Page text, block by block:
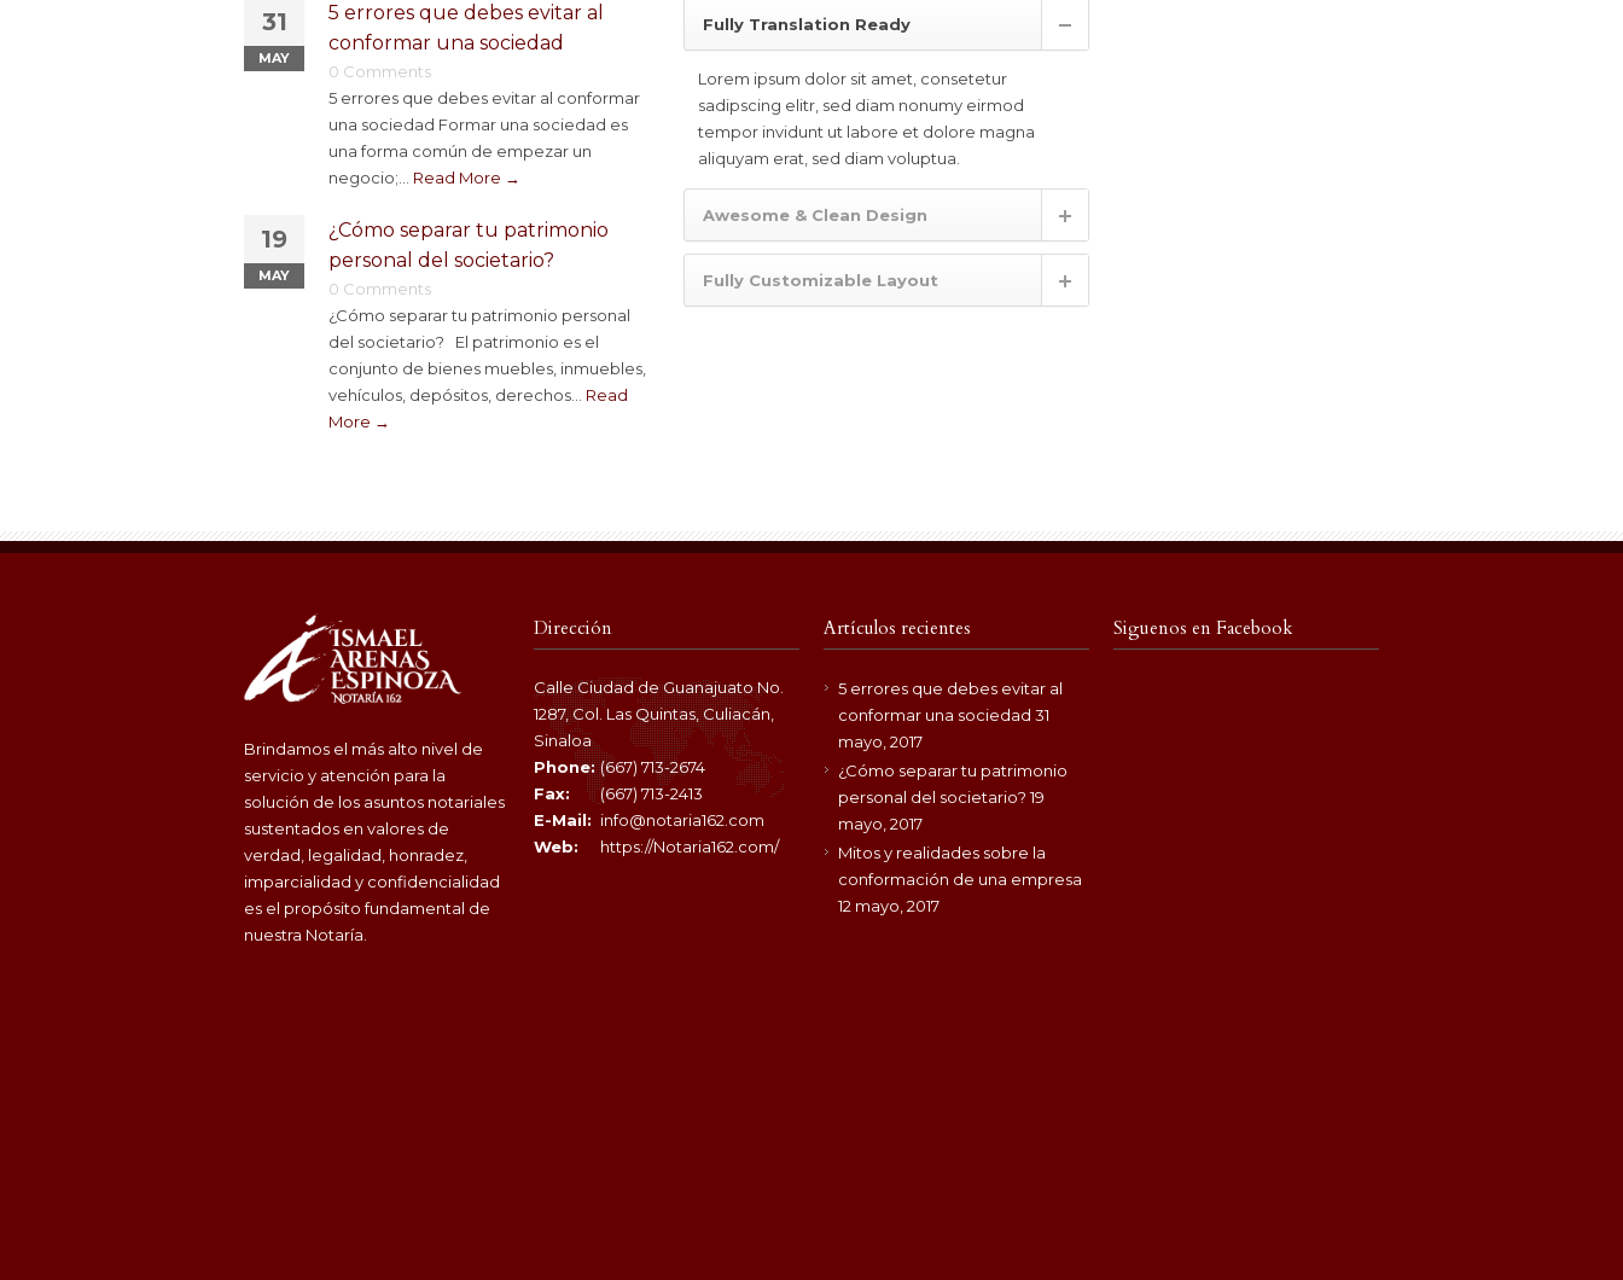
31
MAY
5 errores que debes evitar al
conformar una sociedad
0 Comments
5 errores que debes evitar al conformar
una sociedad Formar una sociedad es
una forma común de empezar un
negocio;... Read More →
19
MAY
¿Cómo separar tu patrimonio
personal del societario?
0 Comments
¿Cómo separar tu patrimonio personal
del societario? El patrimonio es el
conjunto de bienes muebles, inmuebles,
vehículos, depósitos, derechos... Read
More →
Fully Translation Ready
Lorem ipsum dolor sit amet, consetetur
sadipscing elitr, sed diam nonumy eirmod
tempor invidunt ut labore et dolore magna
aliquyam erat, sed diam voluptua.
Awesome & Clean Design
Fully Customizable Layout
Brindamos el más alto nivel de
servicio y atención para la
solución de los asuntos notariales
sustentados en valores de
verdad, legalidad, honradez,
imparcialidad y confidencialidad
es el propósito fundamental de
nuestra Notaría.
Dirección
Calle Ciudad de Guanajuato No.
1287, Col. Las Quintas, Culiacán,
Sinaloa
Phone:(667) 713-2674
Fax:
(667) 713-2413
E-Mail: info@notaria162.com
Web:
https://Notaria162.com/
Artículos recientes
5 errores que debes evitar al
conformar una sociedad 31
mayo, 2017
¿Cómo separar tu patrimonio
personal del societario? 19
mayo, 2017
Mitos y realidades sobre la
conformación de una empresa
12 mayo, 2017
Siguenos en Facebook